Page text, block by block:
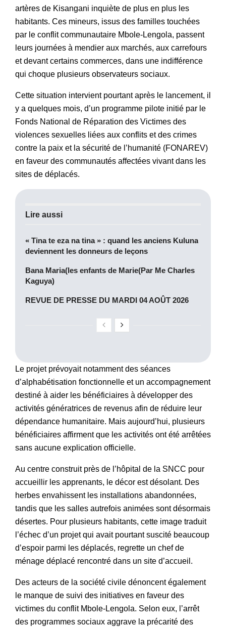
artères de Kisangani inquiète de plus en plus les
habitants. Ces mineurs, issus des familles touchées
par le conflit communautaire Mbole-Lengola, passent
leurs journées à mendier aux marchés, aux carrefours
et devant certains commerces, dans une indifférence
qui choque plusieurs observateurs sociaux.
Cette situation intervient pourtant après le lancement, il
y a quelques mois, d’un programme pilote initié par le
Fonds National de Réparation des Victimes des
violences sexuelles liées aux conflits et des crimes
contre la paix et la sécurité de l’humanité (FONAREV)
en faveur des communautés affectées vivant dans les
sites de déplacés.
Lire aussi
« Tina te eza na tina » : quand les anciens Kuluna
deviennent les donneurs de leçons
Bana Maria(les enfants de Marie(Par Me Charles
Kaguya)
REVUE DE PRESSE DU MARDI 04 AOÛT 2026
Le projet prévoyait notamment des séances
d’alphabétisation fonctionnelle et un accompagnement
destiné à aider les bénéficiaires à développer des
activités génératrices de revenus afin de réduire leur
dépendance humanitaire. Mais aujourd’hui, plusieurs
bénéficiaires affirment que les activités ont été arrêtées
sans aucune explication officielle.
Au centre construit près de l’hôpital de la SNCC pour
accueillir les apprenants, le décor est désolant. Des
herbes envahissent les installations abandonnées,
tandis que les salles autrefois animées sont désormais
désertes. Pour plusieurs habitants, cette image traduit
l’échec d’un projet qui avait pourtant suscité beaucoup
d’espoir parmi les déplacés, regrette un chef de
ménage déplacé rencontré dans un site d’accueil.
Des acteurs de la société civile dénoncent également
le manque de suivi des initiatives en faveur des
victimes du conflit Mbole-Lengola. Selon eux, l’arrêt
des programmes sociaux aggrave la précarité des